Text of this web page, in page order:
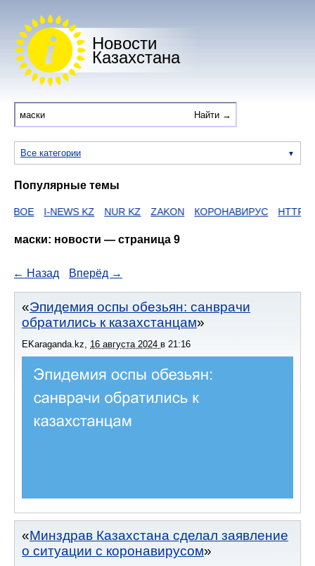
Новости
Казахстана
Все категории
Популярные темы
I-NEWS KZ NUR KZ ZAKON КОРОНАВИРУС HTTPS ЕГОВ
маски: новости — страница 9
← Назад Вперёд →
Эпидемия оспы обезьян: санврачи
обратились к казахстанцам
EKaraganda.kz, 16 августа 2024 в 21:16
Минздрав Казахстана сделал заявление
о ситуации с коронавирусом